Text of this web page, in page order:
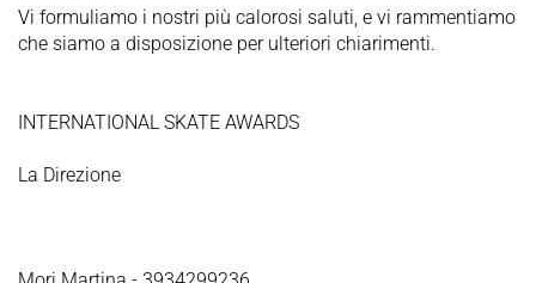
Vi formuliamo i nostri più calorosi saluti, e vi rammentiamo
che siamo a disposizione per ulteriori chiarimenti.
INTERNATIONAL SKATE AWARDS
La Direzione